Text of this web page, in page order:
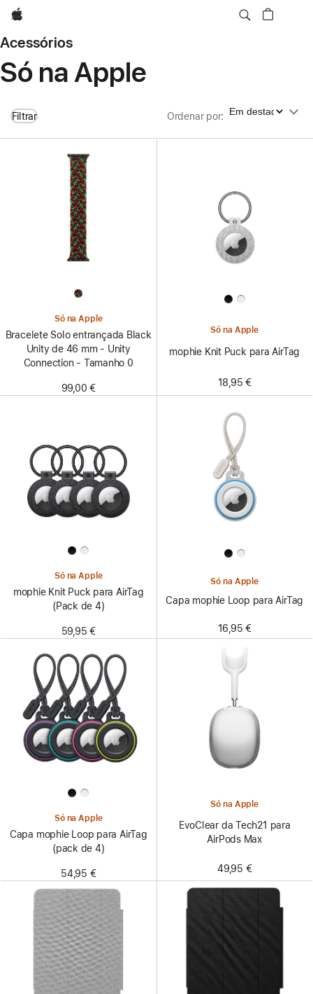
Apple
Acessórios
Só na Apple
Filtrar Ordenar por: Ordenar por
Só na Apple
Bracelete Solo entrançada Black
Unity de 46 mm - Unity
Connection - Tamanho 0
99,00 €
Só na Apple
mophie Knit Puck para AirTag
18,95 €
Só na Apple
mophie Knit Puck para AirTag
(Pack de 4)
59,95 €
Só na Apple
Capa mophie Loop para AirTag
16,95 €
Só na Apple
Capa mophie Loop para AirTag
(pack de 4)
54,95 €
Só na Apple
EvoClear da Tech21 para
AirPods Max
49,95 €